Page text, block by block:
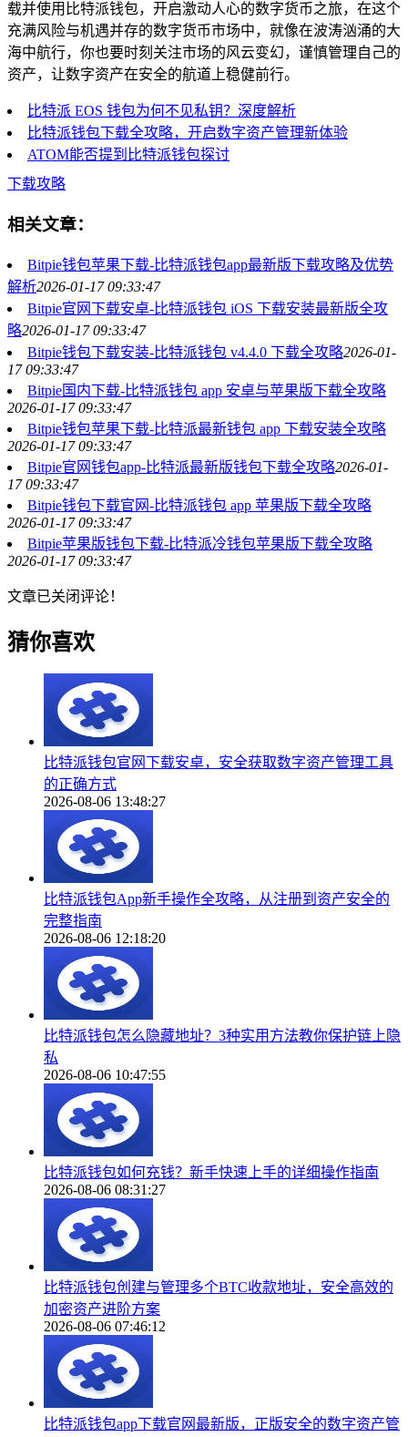
载并使用比特派钱包，开启激动人心的数字货币之旅，在这个
充满风险与机遇并存的数字货币市场中，就像在波涛汹涌的大
海中航行，你也要时刻关注市场的风云变幻，谨慎管理自己的
资产，让数字资产在安全的航道上稳健前行。
比特派 EOS 钱包为何不见私钥？深度解析
比特派钱包下载全攻略，开启数字资产管理新体验
ATOM能否提到比特派钱包探讨
下载攻略
相关文章：
Bitpie钱包苹果下载-比特派钱包app最新版下载攻略及优势
解析2026-01-17 09:33:47
Bitpie官网下载安卓-比特派钱包 iOS 下载安装最新版全攻
略2026-01-17 09:33:47
Bitpie钱包下载安装-比特派钱包 v4.4.0 下载全攻略2026-01-
17 09:33:47
Bitpie国内下载-比特派钱包 app 安卓与苹果版下载全攻略
2026-01-17 09:33:47
Bitpie钱包苹果下载-比特派最新钱包 app 下载安装全攻略
2026-01-17 09:33:47
Bitpie官网钱包app-比特派最新版钱包下载全攻略2026-01-
17 09:33:47
Bitpie钱包下载官网-比特派钱包 app 苹果版下载全攻略
2026-01-17 09:33:47
Bitpie苹果版钱包下载-比特派冷钱包苹果版下载全攻略
2026-01-17 09:33:47
文章已关闭评论！
猜你喜欢
比特派钱包官网下载安卓，安全获取数字资产管理工具
的正确方式
2026-08-06 13:48:27
比特派钱包App新手操作全攻略，从注册到资产安全的
完整指南
2026-08-06 12:18:20
比特派钱包怎么隐藏地址？3种实用方法教你保护链上隐
私
2026-08-06 10:47:55
比特派钱包如何充钱？新手快速上手的详细操作指南
2026-08-06 08:31:27
比特派钱包创建与管理多个BTC收款地址，安全高效的
加密资产进阶方案
2026-08-06 07:46:12
比特派钱包app下载官网最新版，正版安全的数字资产管